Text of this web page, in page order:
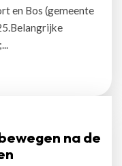
en Bos (gemeente
na de